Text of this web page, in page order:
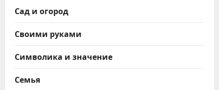
Сад и огород
Своими руками
Символика и значение
Семья